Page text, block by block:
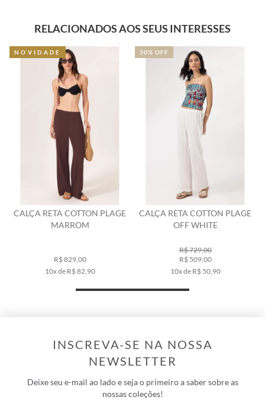
RELACIONADOS AOS SEUS INTERESSES
CALÇA RETA COTTON PLAGE
MARROM
R$ 829,00
10x de R$ 82,90
NOVIDADE
CALÇA RETA COTTON PLAGE
OFF WHITE
R$ 729,00
R$ 509,00
10x de R$ 50,90
30% OFF
INSCREVA-SE NA NOSSA
NEWSLETTER
Deixe seu e-mail ao lado e seja o primeiro a saber sobre as
nossas coleções!